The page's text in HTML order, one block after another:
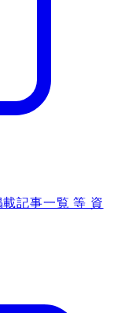
記事一覧 等 資